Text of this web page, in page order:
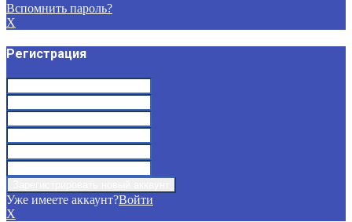
Вспомнить пароль?
X
Регистрация
Уже имеете аккаунт?Войти
X